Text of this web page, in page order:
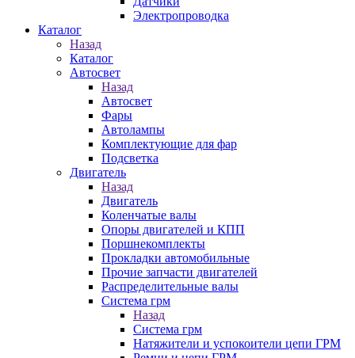
Электропроводка
Каталог
Назад
Каталог
Автосвет
Назад
Автосвет
Фары
Автолампы
Комплектующие для фар
Подсветка
Двигатель
Назад
Двигатель
Коленчатые валы
Опоры двигателей и КПП
Поршнекомплекты
Прокладки автомобильные
Прочие запчасти двигателей
Распределительные валы
Система грм
Назад
Система грм
Натяжители и успокоители цепи ГРМ